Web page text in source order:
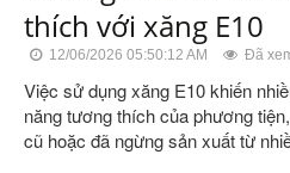
thích với xăng E10
12/06/2026 05:50:12 AM Đã
Việc sử dụng xăng E10 khiến
năng tương thích của phương
cũ hoặc đã ngừng sản xuất từ